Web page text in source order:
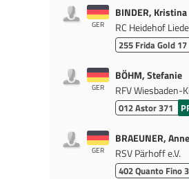
GER
BINDER, Kristina
RC Heidehof
255 Frida Gold 17
GER
BÖHM, Stefanie
RFV Wiesbaden-
012Astor 371
GER
BRAEUNER,
RSV Pärhoff e.V.
402Quanto Fino 3